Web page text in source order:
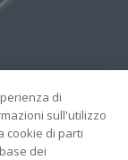
di
sull'utilizzo
cookie di parti
dei